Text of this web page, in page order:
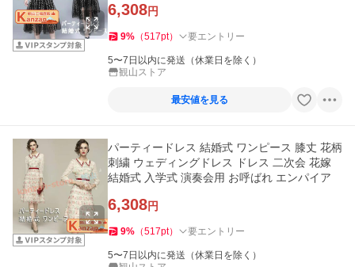
6,308円
9% （517pt） 要エントリー
5〜7日以内に発送（休業日を除く）
観山ストア
最安値を見る
パーティードレス 結婚式 ワンピース 膝丈 花柄
刺繍 ウェディングドレス ドレス 二次会 花嫁
結婚式 入学式 演奏会用 お呼ばれ エンパイア
6,308円
9% （517pt） 要エントリー
5〜7日以内に発送（休業日を除く）